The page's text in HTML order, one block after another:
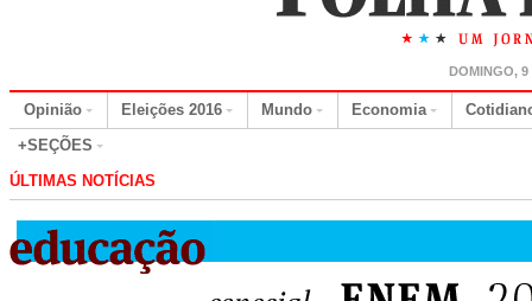
DOMINGO,
Opinião Eleições 2016 Mundo Economia
+SEÇÕES
ÚLTIMAS NOTÍCIAS